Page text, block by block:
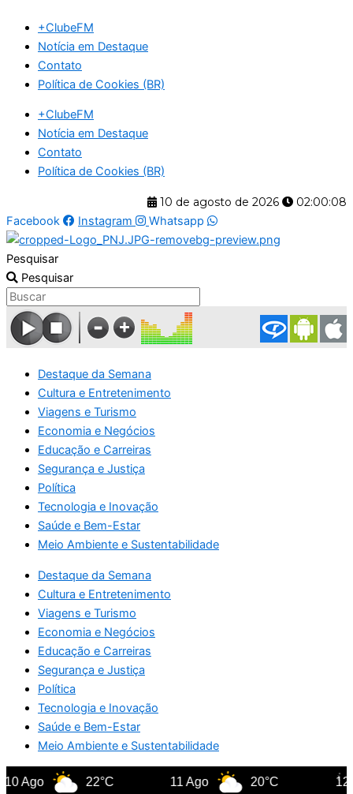
para
conteúdo
+ClubeFM
Notícia em Destaque
Contato
Política de Cookies (BR)
+ClubeFM
Notícia em Destaque
Contato
Política de Cookies (BR)
10 de agosto de 2026
02:00:09
Facebook
Instagram Whatsapp
Pesquisar
Pesquisar
Destaque da Semana
Cultura e Entretenimento
Viagens e Turismo
Economia e Negócios
Educação e Carreiras
Segurança e Justiça
Política
Tecnologia e Inovação
Saúde e Bem-Estar
Meio Ambiente e Sustentabilidade
Destaque da Semana
Cultura e Entretenimento
Viagens e Turismo
Economia e Negócios
Educação e Carreiras
Segurança e Justiça
Política
Tecnologia e Inovação
Saúde e Bem-Estar
Meio Ambiente e Sustentabilidade
22°C 11 Ago 20°C 12 Ago